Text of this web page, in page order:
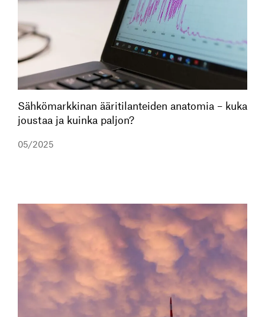
Sähkömarkkinan ääritilanteiden anatomia – kuka
joustaa ja kuinka paljon?
05/2025